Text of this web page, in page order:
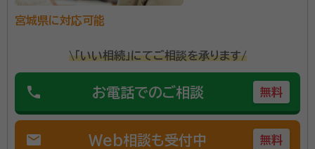
宮城県に対応可能
\「いい相続」にてご相談を承ります/
phone お電話でのご相談 無料
mail Web相談も受付中 無料